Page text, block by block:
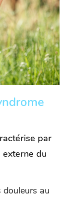
par
externe du
douleurs au